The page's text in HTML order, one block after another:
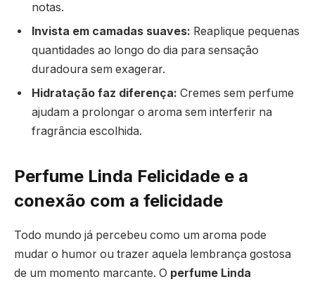
notas.
Invista em camadas suaves: Reaplique pequenas
quantidades ao longo do dia para sensação
duradoura sem exagerar.
Hidratação faz diferença: Cremes sem perfume
ajudam a prolongar o aroma sem interferir na
fragrância escolhida.
Perfume Linda Felicidade e a
conexão com a felicidade
Todo mundo já percebeu como um aroma pode
mudar o humor ou trazer aquela lembrança gostosa
de um momento marcante. O perfume Linda